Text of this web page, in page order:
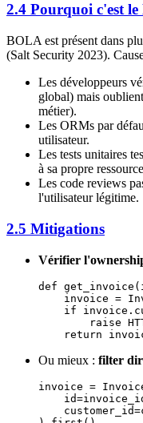
2.4 Pourquoi c'est le
BOLA est présent dans
(Salt Security 2023).
Les développeurs
global) mais
métier).
Les ORMs par
utilisateur.
Les tests unitaires
à sa propre
Les code reviews
l'utilisateur légitime.
2.5 Mitigations
Vérifier
def get_invoice
    invoice
=
    if
        raise
    return
Ou mieux : filter
invoice =
    id
=
    customer_id
=